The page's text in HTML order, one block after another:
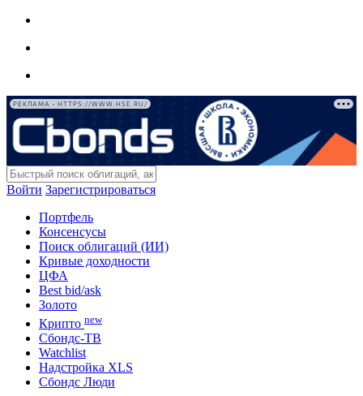
РЕКЛАМА • HTTPS://WWW.HSE.RU/
Войти Зарегистрироваться
Портфель
Консенсусы
Поиск облигаций (ИИ)
Кривые доходности
ЦФА
Best bid/ask
Золото
Крипто new
Сбондс-ТВ
Watchlist
Надстройка XLS
Сбондс Люди